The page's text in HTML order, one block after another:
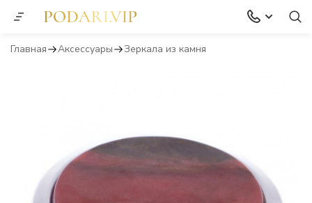
Главная Аксессуары Зеркала из камня